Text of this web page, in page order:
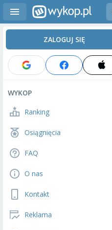
ZALOGUJ SIĘ
WYKOP
Ranking
Osiągnięcia
FAQ
O nas
Kontakt
Reklama